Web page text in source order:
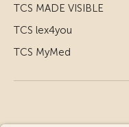
TCS MADE VISIBLE
TCS lex4you
TCS MyMed